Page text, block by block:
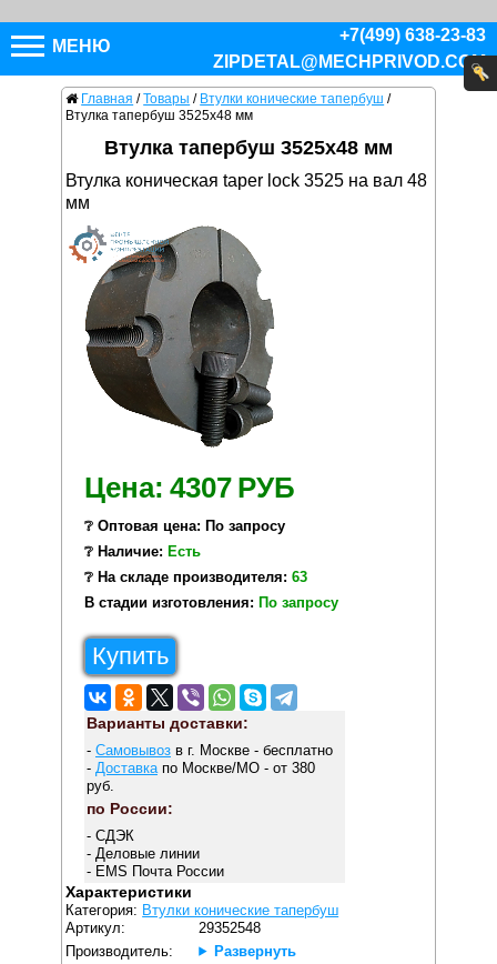
МЕНЮ
+7(499) 638-23-83
ZIPDETAL@MECHPRIVOD.COM
Главная / Товары / Втулки конические тапербуш /
Втулка тапербуш 3525x48 мм
Втулка тапербуш 3525x48 мм
Втулка коническая taper lock 3525 на вал 48
мм
Цена: 4307 РУБ
❔ Оптовая цена: По запросу
❔ Наличие: Есть
❔ На складе производителя: 63
В стадии изготовления: По запросу
Купить
Варианты доставки:
- Самовывозв г. Москве - бесплатно
- Доставкапо Москве/МО - от 380
руб.
по России:
- СДЭК
- Деловые линии
- EMS Почта России
Характеристики
Категория: Втулки конические тапербуш
Артикул:
29352548
Производитель:
Развернуть